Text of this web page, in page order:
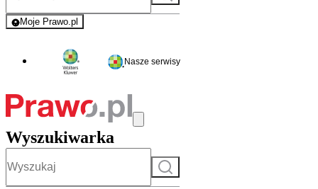
Moje Prawo.pl
- rejestracja i logowanie do serwisu
Nasze serwisy
Wyszukiwarka
Szukaj